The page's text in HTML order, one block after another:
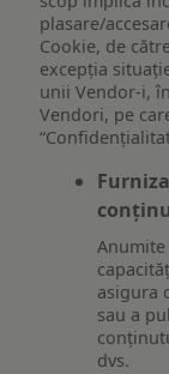
plasare/
Cookie, de
excepția
unii Vendor-i,
Vendori, pe
asigura
sau a
dvs.